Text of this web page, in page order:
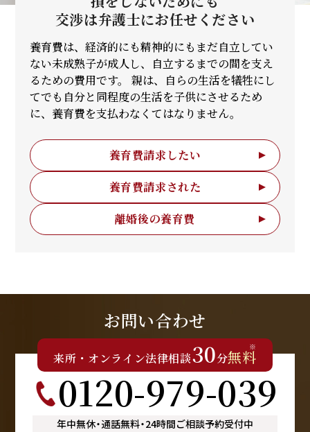
交渉は弁護士にお任せください
養育費は、経済的にも精神的にもまだ自立してい
ない未成熟子が成人し、自立するまでの間を支え
るための費用です。 親は、自らの生活を犠牲にし
てでも自分と同程度の生活を子供にさせるため
に、養育費を支払わなくてはなりません。
養育費請求したい
養育費請求された
離婚後の養育費
お問い合わせ
来所 ・ オンライン法律相談30分無料
※
0120-979-039
年中無休・通話無料・24時間ご相談予約受付中